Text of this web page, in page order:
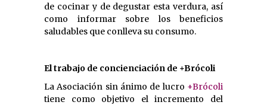
de cocinar y de degustar esta verdura, así
como informar sobre los beneficios
saludables que conlleva su consumo.
El trabajo de concienciación de +Brócoli
La Asociación sin ánimo de lucro +Brócoli
tiene como objetivo el incremento del